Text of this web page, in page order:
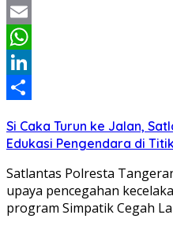
Twitter
Email
WhatsApp
LinkedIn
Si Caka Turun ke Jalan,
Edukasi Pengendara di
Satlantas Polresta
upaya pencegahan
program Simpatik Cegah